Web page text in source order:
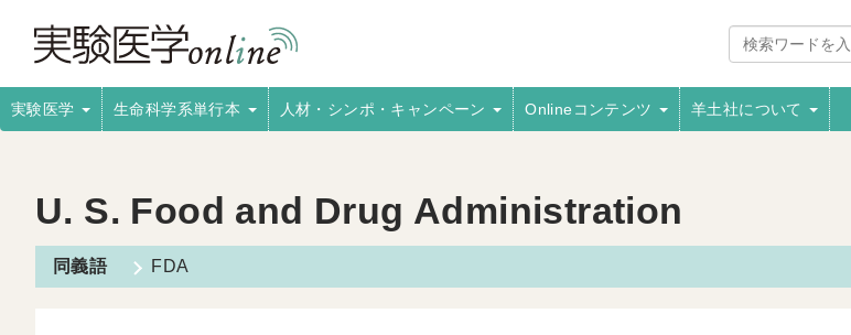
実験医学 生命科学系単行本 人材・シンポ・キャンペーン Onlineコンテンツ 羊土社について
U. S. Food and Drug Administration
FDA